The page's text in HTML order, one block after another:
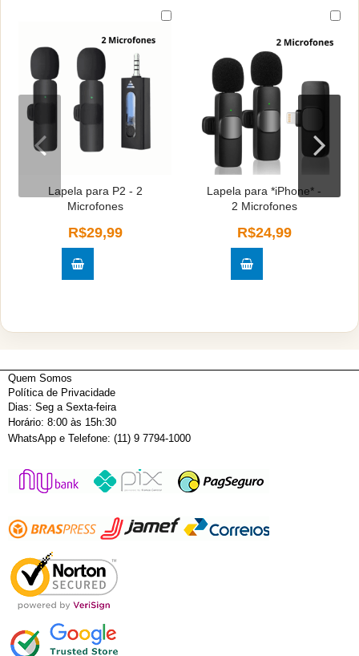
Lapela para P2 - 2
Microfones
R$29,99
Lapela para *iPhone* -
2 Microfones
R$24,99
Quem Somos
Política de Privacidade
Dias: Seg a Sexta-feira
Horário: 8:00 às 15h:30
WhatsApp e Telefone: (11) 9 7794-1000